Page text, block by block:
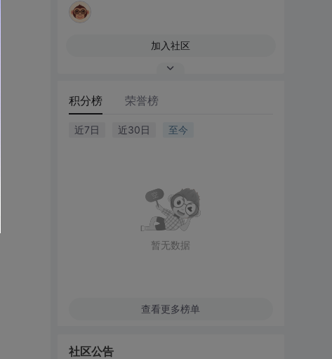
加入社区
积分榜 荣誉榜
近7日 近30日 至今
暂无数据
查看更多榜单
社区公告